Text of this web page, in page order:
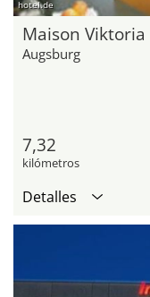
hotel.de
Maison Viktoria
Augsburg
7,32
kilómetros
Detalles